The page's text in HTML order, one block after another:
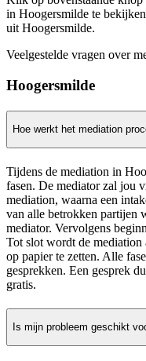
in Hoogersmilde te
uit Hoogersmilde.
Veelgestelde vragen over
Hoogersmilde
Hoe werkt het mediation
Tijdens de mediation in
fasen. De mediator zal jou
mediation, waarna een
van alle betrokken partijen
mediator. Vervolgens
Tot slot wordt de mediation
op papier te zetten. Alle
gesprekken. Een gesprek
gratis.
Is mijn probleem geschikt